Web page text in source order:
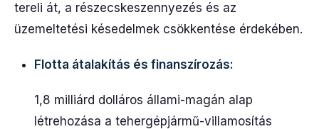
tereli át, a részecskeszennyezés és az
üzemeltetési késedelmek csökkentése érdekében.
Flotta átalakítás és finanszírozás:
1,8 milliárd dolláros állami-magán alap
létrehozása a tehergépjármű-villamosítás